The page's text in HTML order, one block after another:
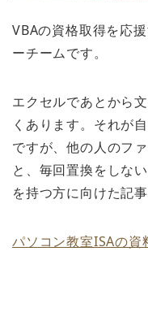
VBAの資格取得を応
ーチームです。
エクセルであとから
くあります。それが
ですが、他の人のフ
と、毎回置換をしな
を持つ方に向けた記事
パソコン教室ISAの資